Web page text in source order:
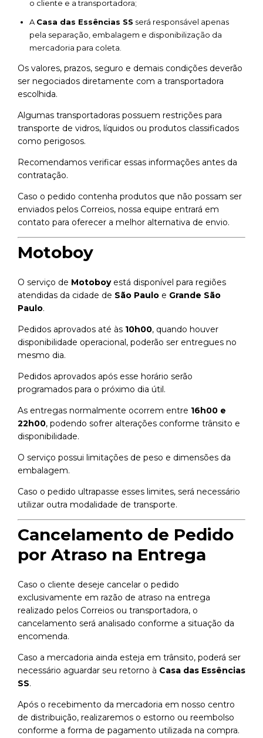
o cliente e a transportadora;
ACasa das Essências SS será responsável apenas
pela separação, embalagem e disponibilização da
mercadoria para coleta.
Os valores, prazos, seguro e demais condições deverão
ser negociados diretamente com a transportadora
escolhida.
Algumas transportadoras possuem restrições para
transporte de vidros, líquidos ou produtos classificados
como perigosos.
Recomendamos verificar essas informações antes da
contratação.
Caso o pedido contenha produtos que não possam ser
enviados pelos Correios, nossa equipe entrará em
contato para oferecer a melhor alternativa de envio.
Motoboy
O serviço de Motoboyestá disponível para regiões
atendidas da cidade de São Paulo e Grande São
Paulo.
Pedidos aprovados até às 10h00, quando houver
disponibilidade operacional, poderão ser entregues no
mesmo dia.
Pedidos aprovados após esse horário serão
programados para o próximo dia útil.
As entregas normalmente ocorrem entre 16h00 e
22h00, podendo sofrer alterações conforme trânsito e
disponibilidade.
O serviço possui limitações de peso e dimensões da
embalagem.
Caso o pedido ultrapasse esses limites, será necessário
utilizar outra modalidade de transporte.
Cancelamento de Pedido
por Atraso na Entrega
Caso o cliente deseje cancelar o pedido
exclusivamente em razão de atraso na entrega
realizado pelos Correios ou transportadora, o
cancelamento será analisado conforme a situação da
encomenda.
Caso a mercadoria ainda esteja em trânsito, poderá ser
necessário aguardar seu retorno à Casa das Essências
SS.
Após o recebimento da mercadoria em nosso centro
de distribuição, realizaremos o estorno ou reembolso
conforme a forma de pagamento utilizada na compra.